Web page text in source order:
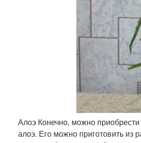
Алоэ Конечно, можно
алоэ. Его можно приготовить из